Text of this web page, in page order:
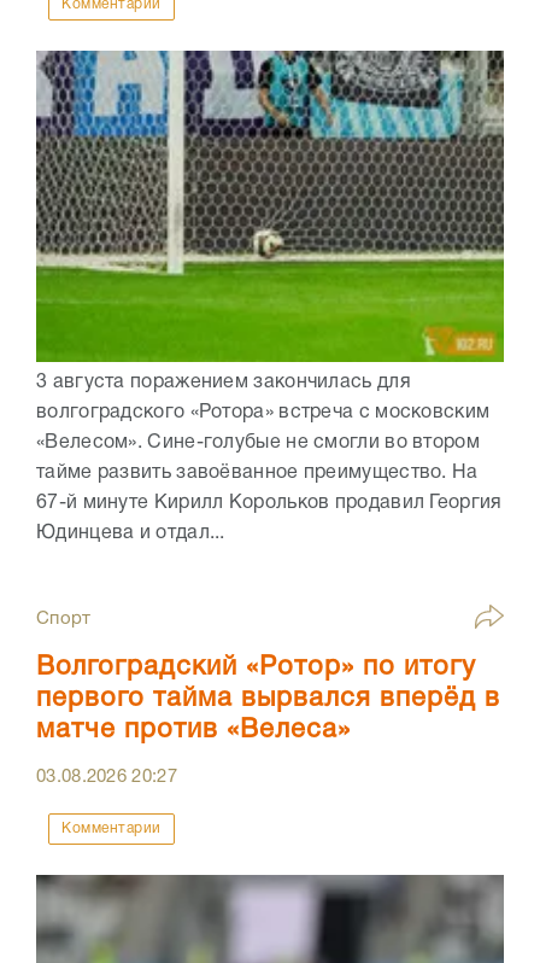
Комментарии
3 августа поражением закончилась для
волгоградского «Ротора» встреча с московским
«Велесом». Сине-голубые не смогли во втором
тайме развить завоёванное преимущество. На
67-й минуте Кирилл Корольков продавил Георгия
Юдинцева и отдал...
Спорт
Волгоградский «Ротор» по итогу
первого тайма вырвался вперёд в
матче против «Велеса»
03.08.202620:27
Комментарии